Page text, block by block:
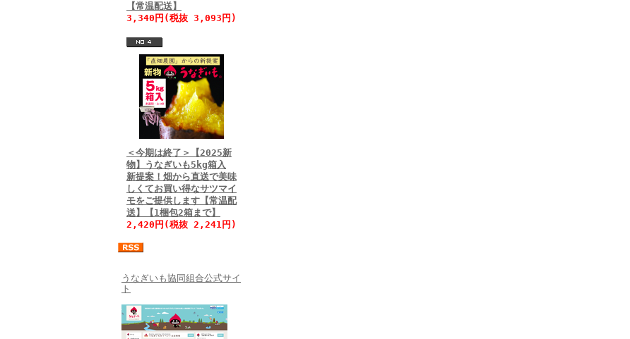
【常温配送】
3,340円(税抜 3,093円)
＜今期は終了＞【2025新
物】うなぎいも5kg箱入
新提案！畑から直送で美味
しくてお買い得なサツマイ
モをご提供します【常温配
送】【1梱包2箱まで】
2,420円(税抜 2,241円)
うなぎいも協同組合公式サイ
ト